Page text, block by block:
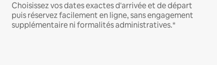
Choisissez vos dates exactes d'arrivée et de départ
puis réservez facilement en ligne, sans engagement
supplémentaire ni formalités administratives.*